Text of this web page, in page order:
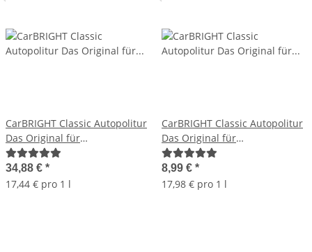
CarBRIGHT Classic Autopolitur
Das Original für
Auto&Motorrad 4x500ml / 4er
Set
34,88 € *
17,44 € pro 1 l
CarBRIGHT Classic Autopolitur
Das Original für
Auto&Motorrad 500ml
8,99 € *
17,98 € pro 1 l